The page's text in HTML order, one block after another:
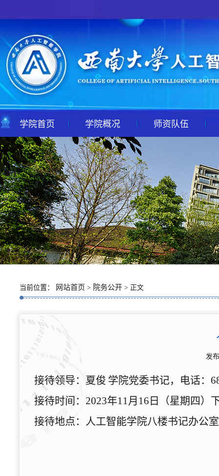
学院首页 学院概况 师资队伍
当前位置： 网站首页 > 院务公开 > 正文
发
接待领导： 夏俊 学院党委书记，电话：
接待时间： 2023年11月 16 日（星期 四）
接待地点： 人工智能学院八楼书记办公